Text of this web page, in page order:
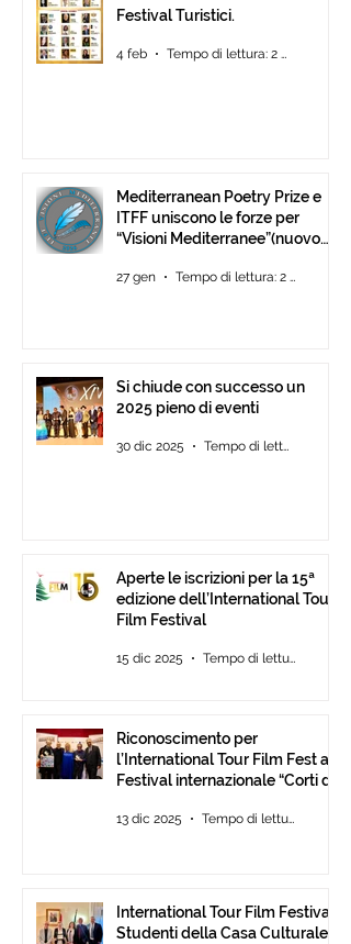
Festival Turistici.
4 feb Tempo di lettura: 2 min
Mediterranean Poetry Prize e
ITFF uniscono le forze per
“Visioni Mediterranee”(nuovo
27 gen Tempo di lettura: 2 min
Si chiude con successo un
2025 pieno di eventi
30 dic 2025 Tempo di lettura: 2 min
Aperte le iscrizioni per la 15ª
edizione dell’International Tour
Film Festival
15 dic 2025 Tempo di lettura: 2 min
Riconoscimento per
l’International Tour Film Fest al
Festival internazionale “Corti da
13 dic 2025 Tempo di lettura: 2 min
International Tour Film Festival:
Studenti della Casa Culturale